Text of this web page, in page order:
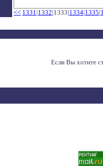
<< 1331|1332|1333|1334|1335|
Если Вы хотите